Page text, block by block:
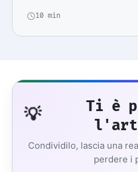
10 min
💡
Ti è
Condividilo, lascia una
perdere i